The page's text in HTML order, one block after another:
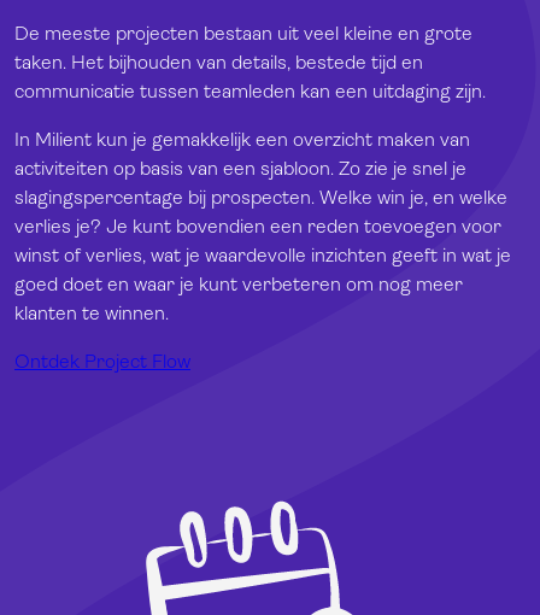
De meeste projecten bestaan uit veel kleine en grote
taken. Het bijhouden van details, bestede tijd en
communicatie tussen teamleden kan een uitdaging zijn.
In Milient kun je gemakkelijk een overzicht maken van
activiteiten op basis van een sjabloon. Zo zie je snel je
slagingspercentage bij prospecten. Welke win je, en welke
verlies je? Je kunt bovendien een reden toevoegen voor
winst of verlies, wat je waardevolle inzichten geeft in wat je
goed doet en waar je kunt verbeteren om nog meer
klanten te winnen.
Ontdek Project Flow